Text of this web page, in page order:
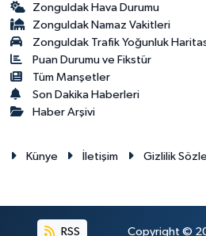
Zonguldak Hava Durumu
Zonguldak Namaz Vakitleri
Zonguldak Trafik Yoğunluk
Puan Durumu ve Fikstür
Tüm Manşetler
Son Dakika Haberleri
Haber Arşivi
Künye İletişim Gizlilik
RSS Copyright ©